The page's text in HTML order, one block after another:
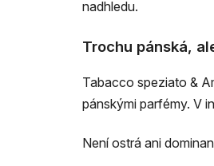
nadhledu.
Trochu pánská,
Tabacco speziato &
pánskými parfémy. V
Není ostrá ani